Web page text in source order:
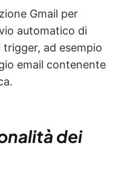
Gmail per
automatico di
ad esempio
email contenente
dei